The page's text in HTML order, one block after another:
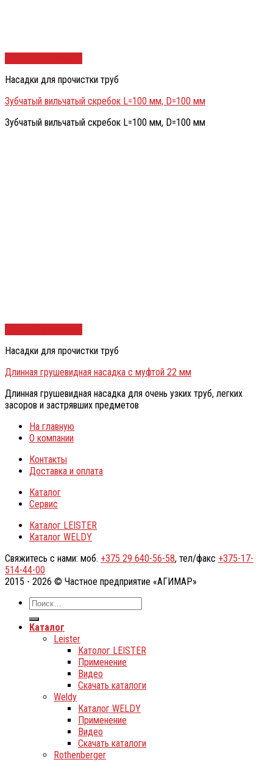
Насадки для прочистки труб
Зубчатый вильчатый скребок L=100 мм, D=100 мм
Зубчатый вильчатый скребок L=100 мм, D=100 мм
Насадки для прочистки труб
Длинная грушевидная насадка с муфтой 22 мм
Длинная грушевидная насадка для очень узких труб, легких
засоров и застрявших предметов
На главную
О компании
Контакты
Доставка и оплата
Каталог
Сервис
Каталог LEISTER
Каталог WELDY
Свяжитесь с нами: моб. +375 29 640-56-58, тел/факс +375-17-
514-44-00
2015 - 2026 © Частное предприятие «АГИМАР»
Каталог
Leister
Католог LEISTER
Применение
Видео
Скачать каталоги
Weldy
Каталог WELDY
Применение
Видео
Скачать каталоги
Rothenberger